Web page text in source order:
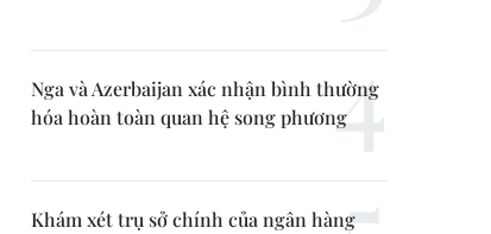
Nga và Azerbaijan xác nhận bình thường
hóa hoàn toàn quan hệ song phương
Khám xét trụ sở chính của ngân hàng